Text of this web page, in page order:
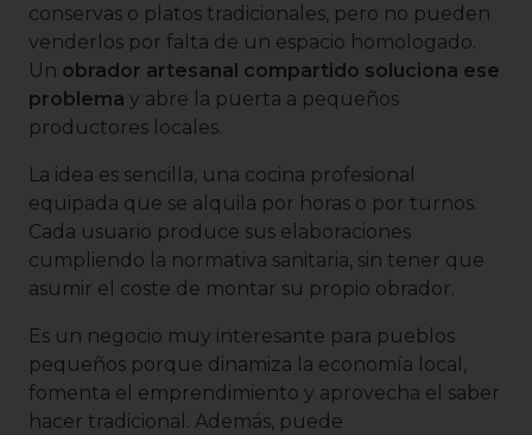
conservas o platos tradicionales, pero no pueden
venderlos por falta de un espacio homologado.
Un obrador artesanal compartido soluciona ese
problema y abre la puerta a pequeños
productores locales.
La idea es sencilla, una cocina profesional
equipada que se alquila por horas o por turnos.
Cada usuario produce sus elaboraciones
cumpliendo la normativa sanitaria, sin tener que
asumir el coste de montar su propio obrador.
Es un negocio muy interesante para pueblos
pequeños porque dinamiza la economía local,
fomenta el emprendimiento y aprovecha el saber
hacer tradicional. Además, puede